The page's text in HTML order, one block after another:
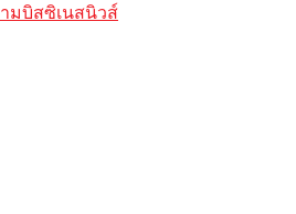
มบิสซิเนสนิวส์